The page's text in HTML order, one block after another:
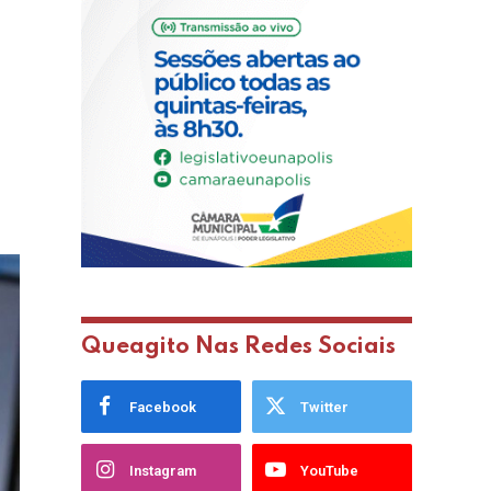
Queagito Nas Redes Sociais
Facebook Twitter
Instagram YouTube